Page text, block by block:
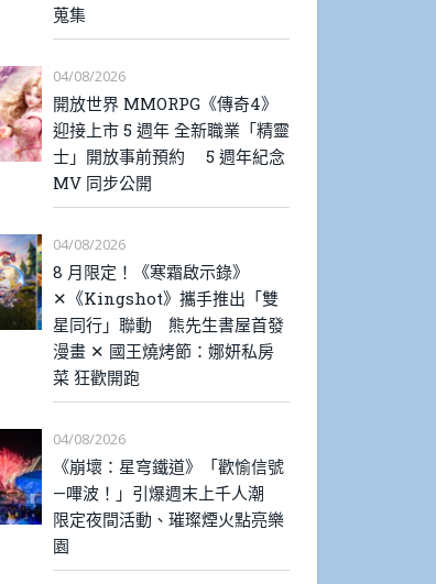
蒐集
04/08/2026
開放世界 MMORPG《傳奇4》
迎接上市 5 週年 全新職業「精靈
士」開放事前預約 5 週年紀念
MV 同步公開
04/08/2026
8 月限定！《寒霜啟示錄》
✕《Kingshot》攜手推出「雙
星同行」聯動 熊先生書屋首發
漫畫 ✕ 國王燒烤節：娜妍私房
菜 狂歡開跑
04/08/2026
《崩壞：星穹鐵道》「歡愉信號
—嗶波！」引爆週末上千人潮
限定夜間活動、璀璨煙火點亮樂
園